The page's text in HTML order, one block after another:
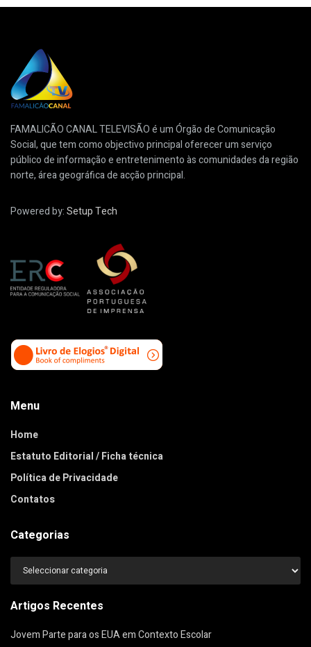
FAMALICÃO CANAL TELEVISÃO é um Órgão de Comunicação
Social, que tem como objectivo principal oferecer um serviço
público de informação e entretenimento às comunidades da região
norte, área geográfica de acção principal.
Powered by:Setup Tech
Menu
Home
Estatuto Editorial / Ficha técnica
Política de Privacidade
Contatos
Categorias
Categorias
Artigos Recentes
Jovem Parte para os EUA em Contexto Escolar